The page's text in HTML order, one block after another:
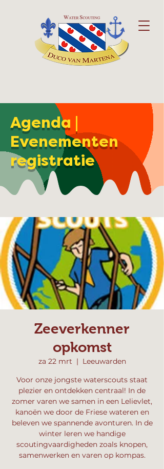
Agenda |
Evenementen
registratie
Zeeverkenner
opkomst
za 22 mrt
  |
Leeuwarden
Voor onze jongste waterscouts staat
plezier en ontdekken centraal! In de
zomer varen we samen in een Lelievlet,
kanoën we door de Friese wateren en
beleven we spannende avonturen. In de
winter leren we handige
scoutingvaardigheden zoals knopen,
samenwerken en varen op kompas.